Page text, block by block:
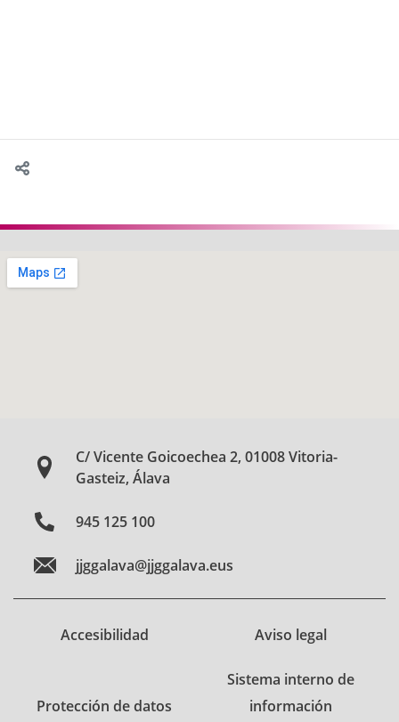
C/ Vicente Goicoechea 2, 01008 Vitoria-
Gasteiz, Álava
945 125 100
jjggalava@jjggalava.eus
Accesibilidad Aviso legal
Protección de datos
Sistema interno de
información